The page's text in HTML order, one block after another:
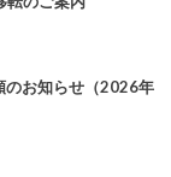
のお知らせ（2026年